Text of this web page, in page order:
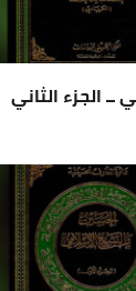
الجزء الثاني